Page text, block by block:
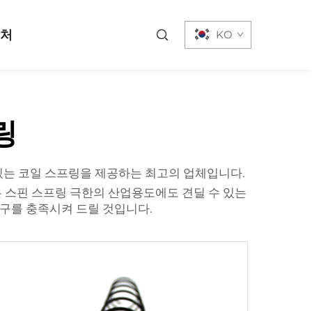
KO
코일 스프링을 제공하는 최고의 업체입니다.
스핀 스프링 극한의 산업용도에도 견딜 수 있는
를 충족시켜 드릴 것입니다.